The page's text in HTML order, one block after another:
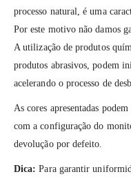
processo natural, é uma
Por este motivo não damos
A utilização de produtos
produtos abrasivos, podem
acelerando o processo de
As cores apresentadas
com a configuração do
devolução por defeito.
Dica: Para garantir